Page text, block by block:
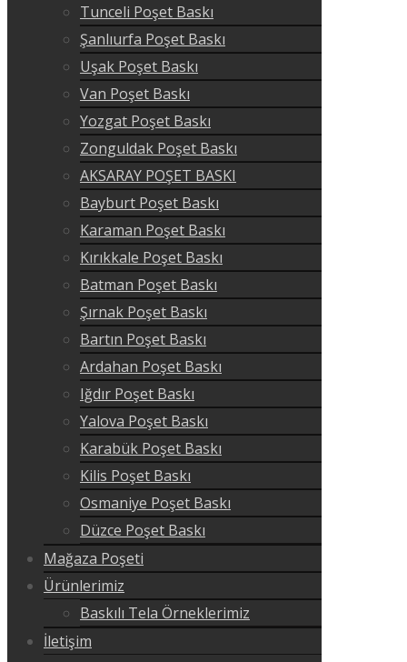
Tunceli Poşet Baskı
Şanlıurfa Poşet Baskı
Uşak Poşet Baskı
Van Poşet Baskı
Yozgat Poşet Baskı
Zonguldak Poşet Baskı
AKSARAY POŞET BASKI
Bayburt Poşet Baskı
Karaman Poşet Baskı
Kırıkkale Poşet Baskı
Batman Poşet Baskı
Şırnak Poşet Baskı
Bartın Poşet Baskı
Ardahan Poşet Baskı
Iğdır Poşet Baskı
Yalova Poşet Baskı
Karabük Poşet Baskı
Kilis Poşet Baskı
Osmaniye Poşet Baskı
Düzce Poşet Baskı
Mağaza Poşeti
Ürünlerimiz
Baskılı Tela Örneklerimiz
İletişim